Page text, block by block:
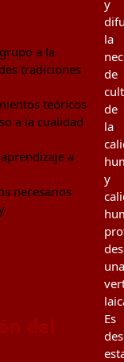
a la
tradiciones
teóricos
a la cualidad
a
necesarios
y
la
de
de
la
y
una
Es